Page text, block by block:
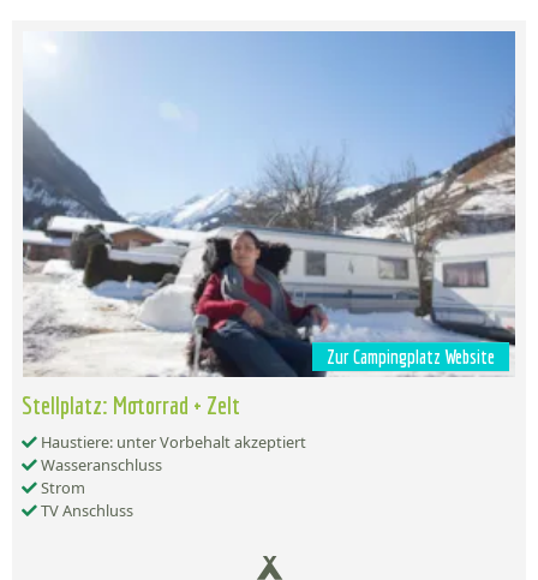
Zur Campingplatz Website
Stellplatz: Motorrad + Zelt
Haustiere: unter Vorbehalt akzeptiert
Wasseranschluss
Strom
TV Anschluss